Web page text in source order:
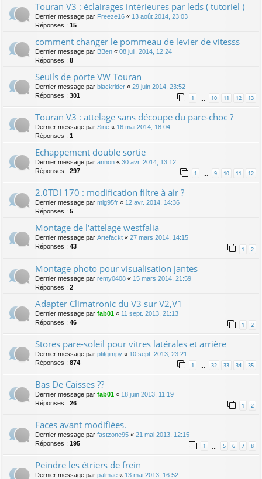
Touran V3 : éclairages intérieures par leds ( tutoriel )
Dernier message par Freeze16 « 13 août 2014, 23:03
Réponses : 15
comment changer le pommeau de levier de vitesss
Dernier message par BBen « 08 juil. 2014, 12:24
Réponses : 8
Seuils de porte VW Touran
Dernier message par blackrider « 29 juin 2014, 23:52
Réponses : 301 1 … 10 11 12 13
Touran V3 : attelage sans découpe du pare-choc ?
Dernier message par Sine « 16 mai 2014, 18:04
Réponses : 1
Echappement double sortie
Dernier message par annon « 30 avr. 2014, 13:12
Réponses : 297 1 … 9 10 11 12
2.0TDI 170 : modification filtre à air ?
Dernier message par mig95fr « 12 avr. 2014, 14:36
Réponses : 5
Montage de l'attelage westfalia
Dernier message par Artefackt « 27 mars 2014, 14:15
Réponses : 43 1 2
Montage photo pour visualisation jantes
Dernier message par remy0408 « 15 mars 2014, 21:59
Réponses : 2
Adapter Climatronic du V3 sur V2,V1
Dernier message par fab01 « 11 sept. 2013, 21:13
Réponses : 46 1 2
Stores pare-soleil pour vitres latérales et arrière
Dernier message par ptitgimpy « 10 sept. 2013, 23:21
Réponses : 874 1 32 33 34 35
Bas De Caisses ??
Dernier message par fab01 « 18 juin 2013, 11:19
Réponses : 26 1 2
Faces avant modifiées.
Dernier message par fastzone95 « 21 mai 2013, 12:15
Réponses : 195 1 5 6 7 8
Peindre les étriers de frein
Dernier message par palmae « 13 mai 2013, 16:52